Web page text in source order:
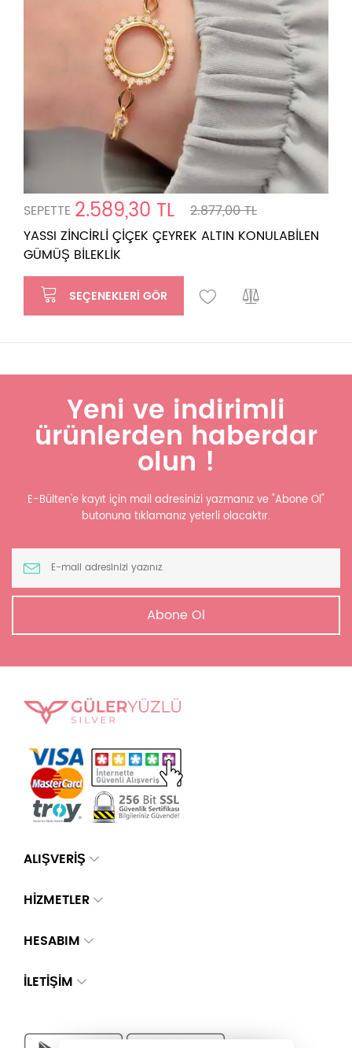
SEPETTE 2.589,30 TL
2.877,00 TL
YASSI ZİNCİRLİ ÇİÇEK ÇEYREK ALTIN KONULABİLEN
GÜMÜŞ BİLEKLİK
SEÇENEKLERI GÖR
Yeni ve indirimli
ürünlerden haberdar
olun !
E-Bülten'e kayıt için mail adresinizi yazmanız ve "Abone Ol"
butonuna tıklamanız yeterli olacaktır.
Abone Ol
ALIŞVERİŞ
HİZMETLER
HESABIM
İLETIŞIM